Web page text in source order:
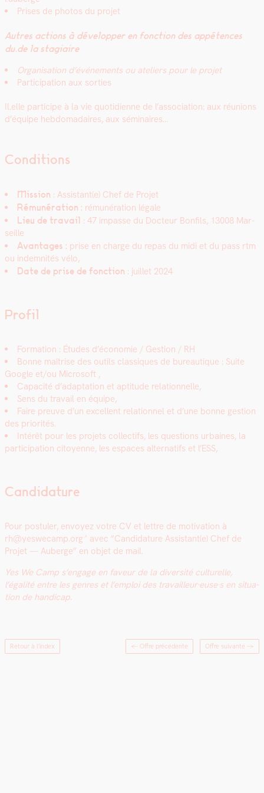
Pris­es de pho­tos du pro­jet
Autres actions à dévelop­per en fonc­tion des appé­tences
du.de la sta­giaire
Organ­i­sa­tion d’événe­ments ou ate­liers pour le pro­jet
Par­tic­i­pa­tion aux sor­ties
Il.elle par­ticipe à la vie quo­ti­di­enne de l’association: aux réu­nions
d’équipe heb­do­madaires, aux sémi­naires…
Conditions
Mis­sion : Assistant(e) Chef de Pro­jet
Rémunéra­tion : rémunéra­tion légale
Lieu de tra­vail : 47 impasse du Doc­teur Bon­fils, 13008 Mar­
seille
Avan­tages : prise en charge du repas du midi et du pass rtm
ou indem­nités vélo,
Date de prise de fonc­tion : juil­let 2024
Profil
For­ma­tion : Études d’économie / Ges­tion / RH
Bonne maîtrise des out­ils clas­siques de bureau­tique : Suite
Google et/ou Microsoft ,
Capac­ité d’adaptation et apti­tude rela­tion­nelle,
Sens du tra­vail en équipe,
Faire preuve d’un excel­lent rela­tion­nel et d’une bonne ges­tion
des pri­or­ités.
Intérêt pour les pro­jets col­lec­tifs, les ques­tions urbaines, la
par­tic­i­pa­tion citoyenne, les espaces alter­nat­ifs et l’ESS,
Candidature
Pour pos­tuler, envoyez votre CV et let­tre de moti­va­tion à
rh@yeswecamp.org
avec “Can­di­da­ture Assistant(e) Chef de
Pro­jet — Auberge” en objet de mail.
Yes We Camp s’engage en faveur de la diver­sité cul­turelle,
l’égalité entre les gen­res et l’emploi des travailleur·euse·s en sit­u­a­
tion de hand­i­cap.
Retour à l'index ← Offre précédente Offre suivante →